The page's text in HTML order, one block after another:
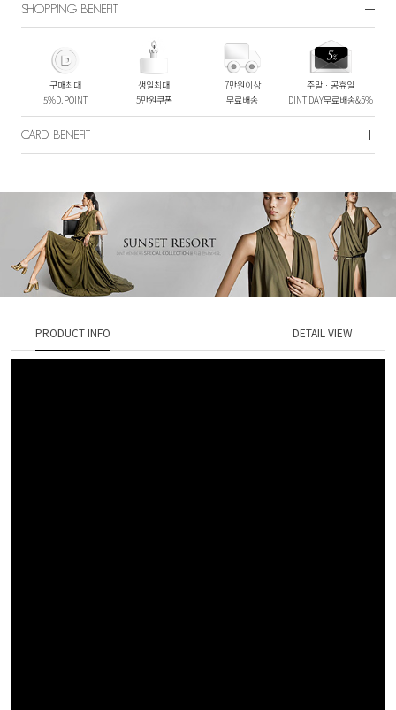
SHOPPING BENEFIT
구매최대
5%D.POINT
생일최대
5만원쿠폰
7만원이상
무료배송
주말ㆍ공휴일
DINT DAY무료배송&5%
CARD BENEFIT
PRODUCT INFO DETAIL VIEW